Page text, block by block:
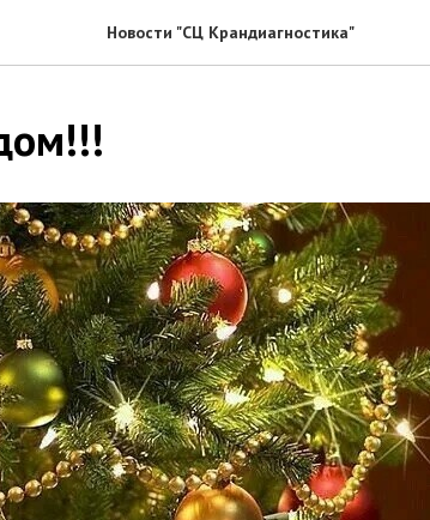
Новости "СЦ Крандиагностика"